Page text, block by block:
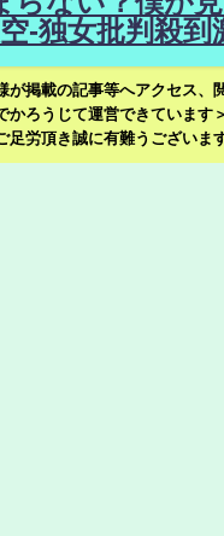
-独女批判殺到
が掲載の記事等へアクセス、
かろうじて運営できています
足労頂き誠に有難うございます